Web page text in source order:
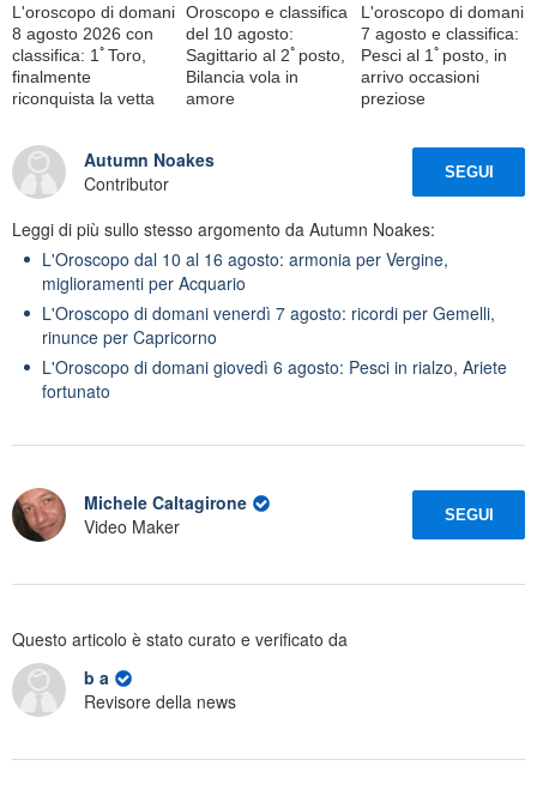
L'oroscopo di domani
8 agosto 2026 con
classifica: 1ﾟToro,
finalmente
riconquista la vetta
Oroscopo e classifica
del 10 agosto:
Sagittario al 2ﾟposto,
Bilancia vola in
amore
L'oroscopo di domani
7 agosto e classifica:
Pesci al 1ﾟposto, in
arrivo occasioni
preziose
Autumn Noakes
Contributor
SEGUI
Leggi di più sullo stesso argomento da Autumn Noakes:
L'Oroscopo dal 10 al 16 agosto: armonia per Vergine,
miglioramenti per Acquario
L'Oroscopo di domani venerdì 7 agosto: ricordi per Gemelli,
rinunce per Capricorno
L'Oroscopo di domani giovedì 6 agosto: Pesci in rialzo, Ariete
fortunato
Michele Caltagirone
Video Maker
SEGUI
Questo articolo è stato curato e verificato da
b a
Revisore della news